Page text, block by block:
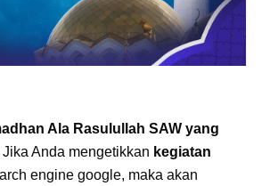
Ala Rasulullah SAW yang
Jika Anda mengetikkan kegiatan
engine google, maka akan